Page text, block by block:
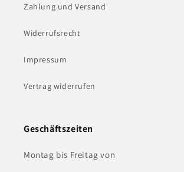
Zahlung und Versand
Widerrufsrecht
Impressum
Vertrag widerrufen
Geschäftszeiten
Montag bis Freitag von